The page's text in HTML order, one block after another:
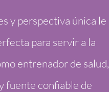
y perspectiva única le
para servir a la
entrenador de salud,
fuente confiable de